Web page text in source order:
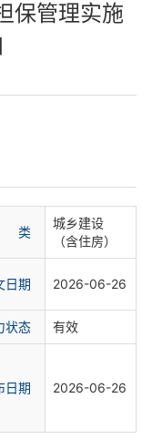
保管理实施
类
城乡建设
（含住房）
日期 2026-06-26
状态 有效
日期 2026-06-26